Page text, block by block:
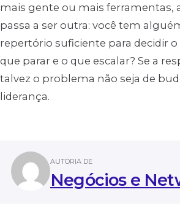
mais gente ou mais ferramentas,
passa a ser outra: você tem
repertório suficiente para decidir o
que parar e o que escalar? Se a
talvez o problema não seja de
liderança.
AUTORIA DE
Negócios e